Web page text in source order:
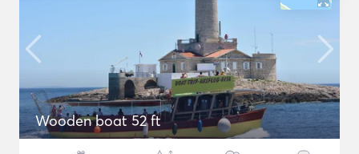
Wooden boat 52 ft